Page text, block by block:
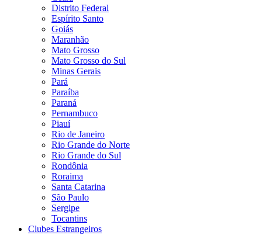
Distrito Federal
Espírito Santo
Goiás
Maranhão
Mato Grosso
Mato Grosso do Sul
Minas Gerais
Pará
Paraíba
Paraná
Pernambuco
Piauí
Rio de Janeiro
Rio Grande do Norte
Rio Grande do Sul
Rondônia
Roraima
Santa Catarina
São Paulo
Sergipe
Tocantins
Clubes Estrangeiros